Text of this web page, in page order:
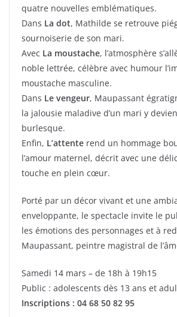
quatre nouvelles emblématiques.
Dans La dot, Mathilde se retrouve
sournoiserie de son mari.
Avec La moustache, l’atmosphère
noble lettrée, célèbre avec humour
moustache masculine.
Dans Le vengeur, Maupassant
la jalousie maladive d’un mari y
burlesque.
Enfin, L’attente rend un hommage
l’amour maternel, décrit avec une
touche en plein cœur.
Porté par un décor vivant et une
enveloppante, le spectacle invite le
les émotions des personnages et à
Maupassant, peintre magistral de
Samedi 14 mars – de 18h à 19h15
Public : adolescents dès 13 ans et
Inscriptions : 04 68 50 82 95